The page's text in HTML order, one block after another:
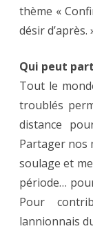
thème «
désir d’après.
Qui peut
Tout le
troublés
distance
Partager nos
soulage et
période…
Pour
lannionnais